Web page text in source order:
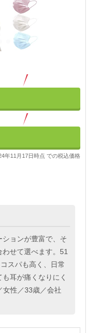
年11月17日時点 での税込価格
ョンが豊富で、そ
せて選べます。51
スパも高く、日常
耳が痛くなりにく
女性／33歳／会社